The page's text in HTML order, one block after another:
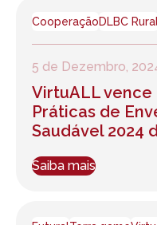
CooperaçãoDLBC
5 de Dezembro,
VirtuALL vence
Práticas de
Saudável 2024
Saiba mais